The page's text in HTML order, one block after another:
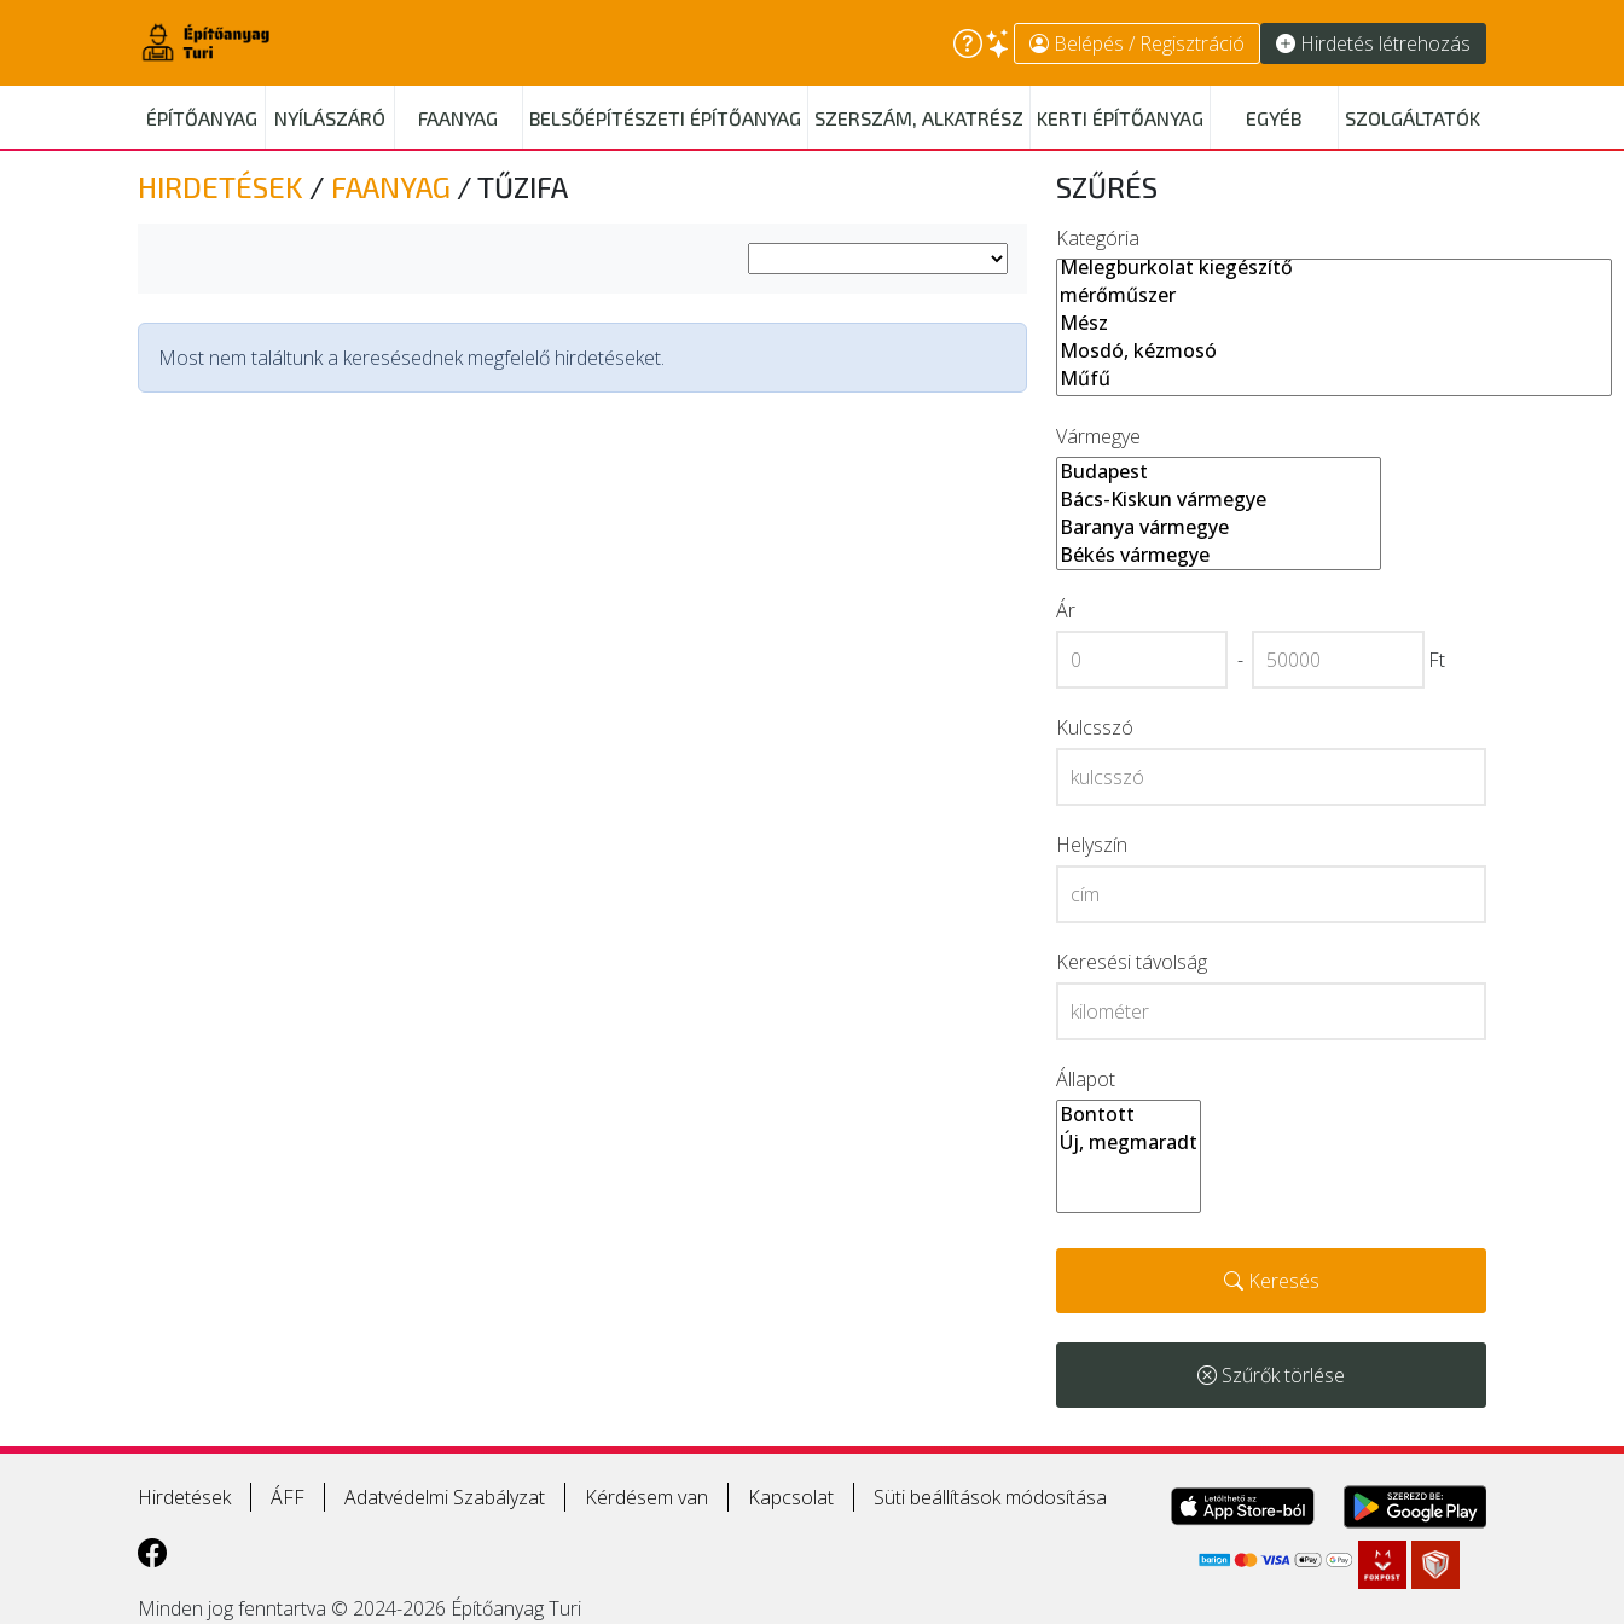
Belépés / Regisztráció Hirdetés létrehozás
ÉPÍTŐANYAG NYÍLÁSZÁRÓ FAANYAG BELSŐÉPÍTÉSZETI ÉPÍTŐANYAG SZERSZÁM, ALKATRÉSZ KERTI ÉPÍTŐANYAG EGYÉB SZOLGÁLTATÓK
HIRDETÉSEK / FAANYAG /TŰZIFA
Most nem találtunk a keresésednek megfelelő hirdetéseket.
SZŰRÉS
Kategória
Vármegye
Ár
-
Ft
Kulcsszó
Helyszín
Keresési távolság
Állapot
Keresés
Szűrők törlése
Hirdetések ÁFF Adatvédelmi Szabályzat Kérdésem van Kapcsolat Süti beállítások módosítása
Minden jog fenntartva © 2024-2026 Építőanyag Turi